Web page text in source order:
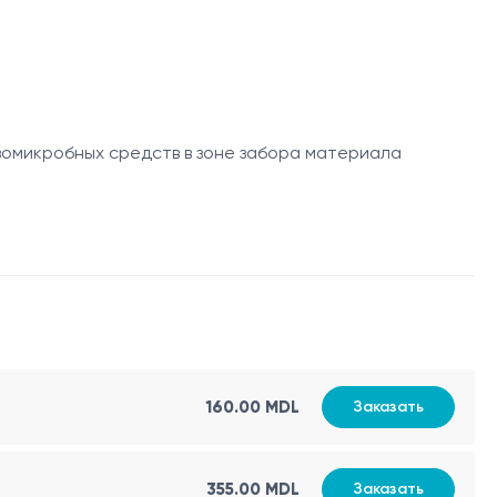
в популяции.
средств в зоне забора материала
160.00 MDL Заказать
355.00 MDL Заказать